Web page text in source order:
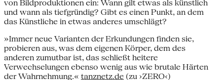
von Bildproduktionen ein: Wann gilt etwas als künstlich
und wann als tiefgründig? Gibt es einen Punkt, an dem
das Künstliche in etwas anderes umschlägt?
»Immer neue Varianten der Erkundungen finden sie,
probieren aus, was dem eigenen Körper, dem des
anderen zumutbar ist, das schließt heitere
Verwechselungen ebenso wenig aus wie brutale Härten
der Wahrnehmung.« tanznetz.de (zu ›ZERO‹)